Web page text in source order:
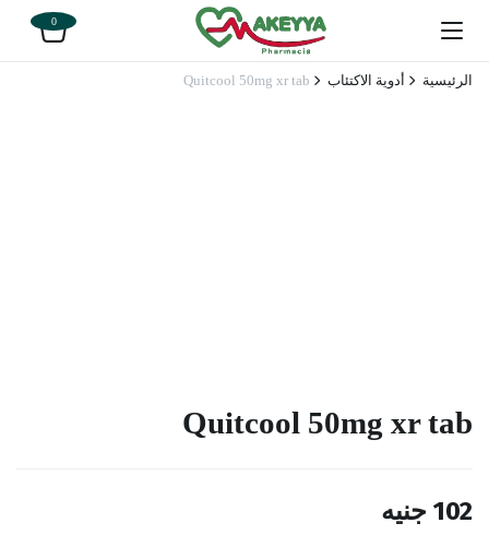
0
الرئيسية أدوية الاكتئاب Quitcool 50mg xr tab
Quitcool 50mg xr tab
102 جنيه